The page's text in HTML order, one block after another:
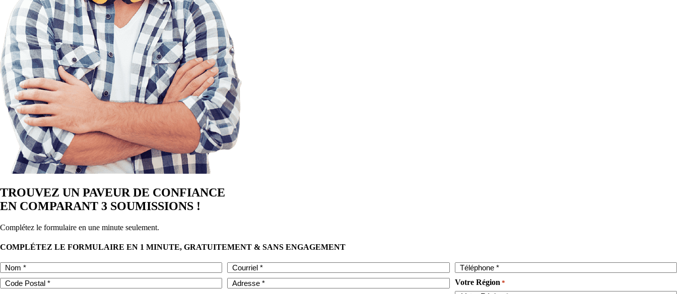
TROUVEZ UN PAVEUR DE CONFIANCE
EN COMPARANT 3 SOUMISSIONS !
Complétez le formulaire en une minute seulement.
COMPLÉTEZ LE FORMULAIRE EN 1 MINUTE, GRATUITEMENT & SANS ENGAGEMENT
Votre Région *